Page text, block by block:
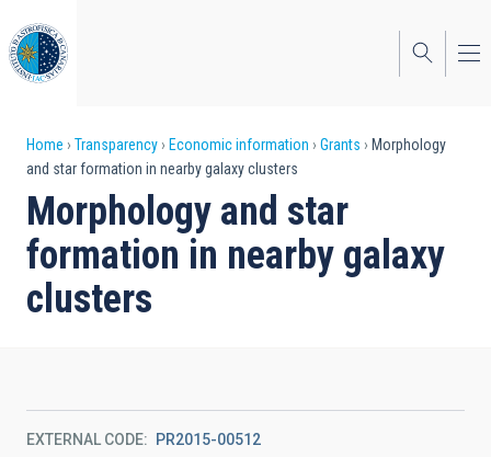
to
main
content
Breadcrumb
Home Transparency Economic information Grants
Morphology
and star formation in nearby galaxy clusters
Morphology and star
formation in nearby galaxy
clusters
EXTERNAL CODE PR2015-00512